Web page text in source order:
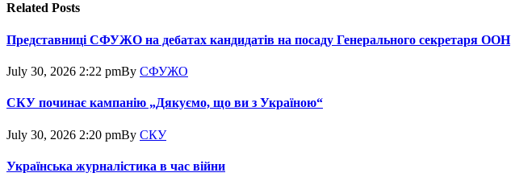
Related Posts
Представниці СФУЖО на дебатах кандидатів на посаду Генерального секретаря ООН
July 30, 2026 2:22 pmBy СФУЖО
СКУ починає кампанію „Дякуємо, що ви з Україною“
July 30, 2026 2:20 pmBy СКУ
Українська журналістика в час війни